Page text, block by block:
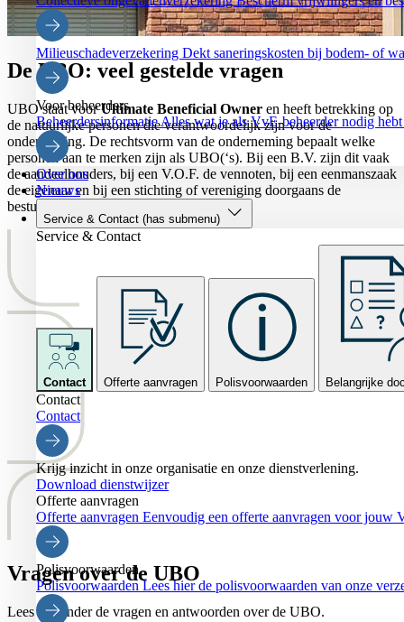
Milieuschadeverzekering Dekt saneringskosten bij bodem- of
Voor beheerders
BeheerdersinformatieAlles wat je als VvE-beheerder nodig
Over ons
Nieuws
Service & Contact (has submenu)
Service & Contact
Contact Offerte aanvragen Polisvoorwaarden Belangrijke
Contact
Contact
Krijg inzicht in onze organisatie en onze dienstverlening.
Download dienstwijzer
Offerte aanvragen
Offerte aanvragen Eenvoudig een offerte aanvragen voor jouw
Polisvoorwaarden
PolisvoorwaardenLees hier de polisvoorwaarden van onze
DeUBO: veel gestelde vragen
UBO staat voorUltimate Beneficial Owner en heeft betrekking op
de natuurlijke personen die verantwoordelijk zijn voor de
onderneming. De rechtsvorm van de onderneming bepaalt welke
personen aan te merken zijn als UBO(‘s). Bij een B.V. zijn dit vaak
de aandeelhouders, bij een V.O.F. de vennoten, bij een eenmanszaak
de eigenaar en bij een stichting of vereniging doorgaans de
bestuurders.
Vragen over de UBO
Lees hieronder de vragen en antwoorden over de UBO.